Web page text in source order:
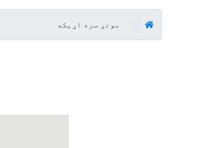
کور مونږ سره اړیکه